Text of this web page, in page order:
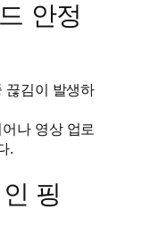
안정
끊김이 발생하
나 영상 업로
.
핑